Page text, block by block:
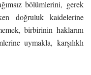
bölümlerini, gerek
doğruluk kaidelerine
birbirinin haklarını
uymakla, karşılıklı